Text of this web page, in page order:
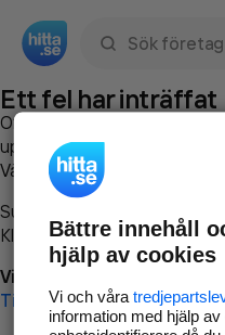
Ett fel har inträffat
Om du vill kan du
uppstod så att vi lättare och
Vänligen försök med följande:
Surfa till
Klicka påTillbaka-knappen i
Vi beklagar besväret!
Till startsidan
Bättre innehåll
hjälp av cookies
Vi och våra
information med hjälp